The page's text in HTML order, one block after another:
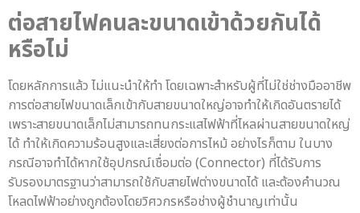
ต่อสายไฟคนละขนาดเข้าด้วยกันได้
หรือไม่
โดยหลักการแล้ว ไม่แนะนำให้ทำ โดยเฉพาะสำหรับผู้ที่ไม่ใช่ช่างมืออาชีพ
การต่อสายไฟขนาดเล็กเข้ากับสายขนาดใหญ่อาจทำให้เกิดอันตรายได้
เพราะสายขนาดเล็กไม่สามารถทนกระแสไฟฟ้าที่ไหลผ่านสายขนาดใหญ่
ได้ ทำให้เกิดความร้อนสูงและเสี่ยงต่อการไหม้ อย่างไรก็ตาม ในบาง
กรณีอาจทำได้หากใช้อุปกรณ์เชื่อมต่อ (Connector) ที่ได้รับการ
รับรองมาตรฐานว่าสามารถใช้กับสายไฟต่างขนาดได้ และต้องคำนวณ
โหลดไฟฟ้าอย่างถูกต้องโดยวิศวกรหรือช่างผู้ชำนาญเท่านั้น